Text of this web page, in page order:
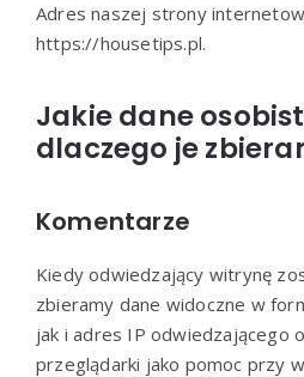
Adres naszej strony
https://housetips.pl.
Jakie dane
dlaczego je
Komentarze
Kiedy odwiedzający witrynę
zbieramy dane widoczne w
jak i adres IP odwiedzającego
przeglądarki jako pomoc przy